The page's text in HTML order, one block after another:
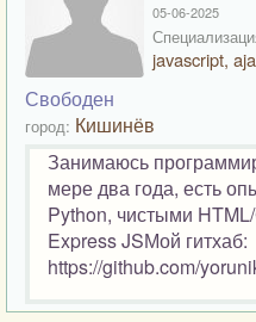
05-06-2025
javascript,
Свободен
город: Кишинёв
Занимаюсь
мере два года, есть
Python, чистыми
Express JSМой гитхаб:
https://github.com/